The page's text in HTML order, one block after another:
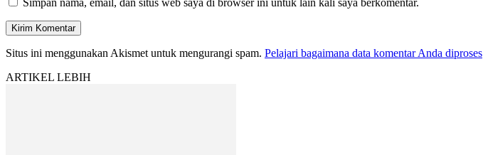
Situs ini menggunakan Akismet untuk mengurangi spam. Pelajari bagaimana data komentar Anda diproses
ARTIKEL LEBIH